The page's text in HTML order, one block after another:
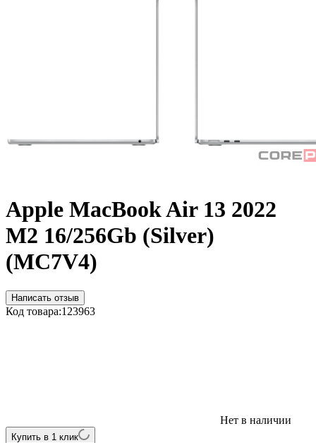
Apple MacBook Air 13 2022
M2 16/256Gb (Silver)
(MC7V4)
Написать отзыв
Код товара:123963
Нет в наличии
Купить в 1 клик